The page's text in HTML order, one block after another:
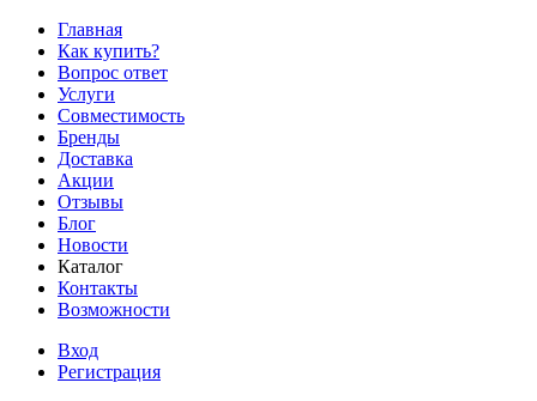
Главная
Как купить?
Вопрос ответ
Услуги
Совместимость
Бренды
Доставка
Акции
Отзывы
Блог
Новости
Каталог
Контакты
Возможности
Вход
Регистрация